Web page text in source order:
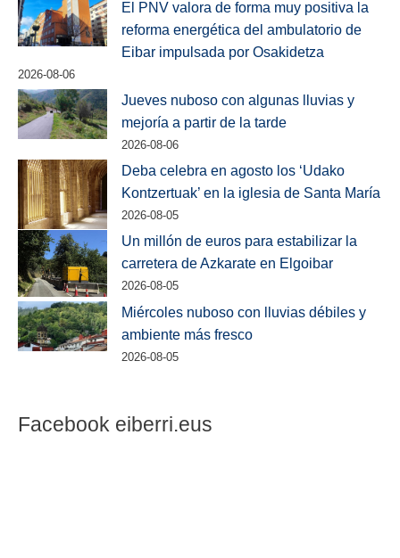
El PNV valora de forma muy positiva la
reforma energética del ambulatorio de
Eibar impulsada por Osakidetza
2026-08-06
Jueves nuboso con algunas lluvias y
mejoría a partir de la tarde
2026-08-06
Deba celebra en agosto los ‘Udako
Kontzertuak’ en la iglesia de Santa María
2026-08-05
Un millón de euros para estabilizar la
carretera de Azkarate en Elgoibar
2026-08-05
Miércoles nuboso con lluvias débiles y
ambiente más fresco
2026-08-05
Facebook eiberri.eus